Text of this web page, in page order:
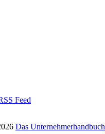
Feed
Das Unternehmerhandbuch